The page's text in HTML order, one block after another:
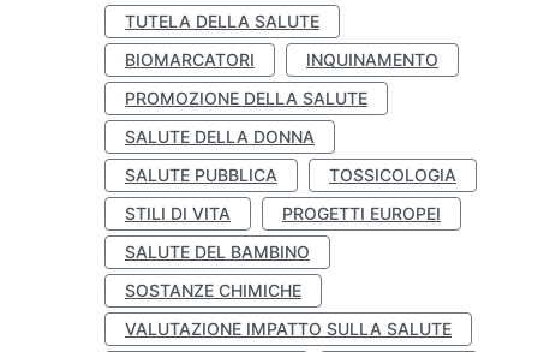
TUTELA DELLA SALUTE
BIOMARCATORI
INQUINAMENTO
PROMOZIONE DELLA SALUTE
SALUTE DELLA DONNA
SALUTE PUBBLICA
TOSSICOLOGIA
STILI DI VITA
PROGETTI EUROPEI
SALUTE DEL BAMBINO
SOSTANZE CHIMICHE
VALUTAZIONE IMPATTO SULLA SALUTE